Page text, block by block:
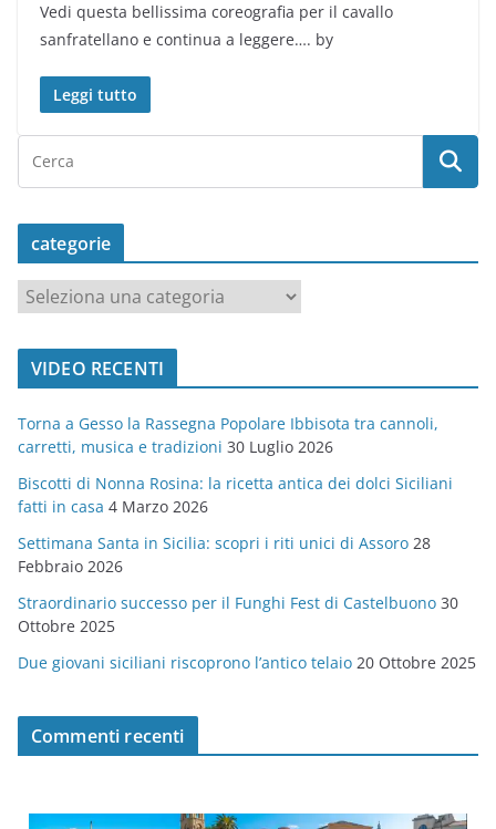
Vedi questa bellissima coreografia per il cavallo
sanfratellano e continua a leggere…. by
Leggi tutto
categorie
t
o
r
i
e
VIDEO RECENTI
Torna a Gesso la Rassegna Popolare Ibbisota tra cannoli,
carretti, musica e tradizioni 30 Luglio 2026
Biscotti di Nonna Rosina: la ricetta antica dei dolci Siciliani
fatti in casa 4 Marzo 2026
Settimana Santa in Sicilia: scopri i riti unici di Assoro 28
Febbraio 2026
Straordinario successo per il Funghi Fest di Castelbuono 30
Ottobre 2025
Due giovani siciliani riscoprono l’antico telaio 20 Ottobre 2025
Commenti recenti